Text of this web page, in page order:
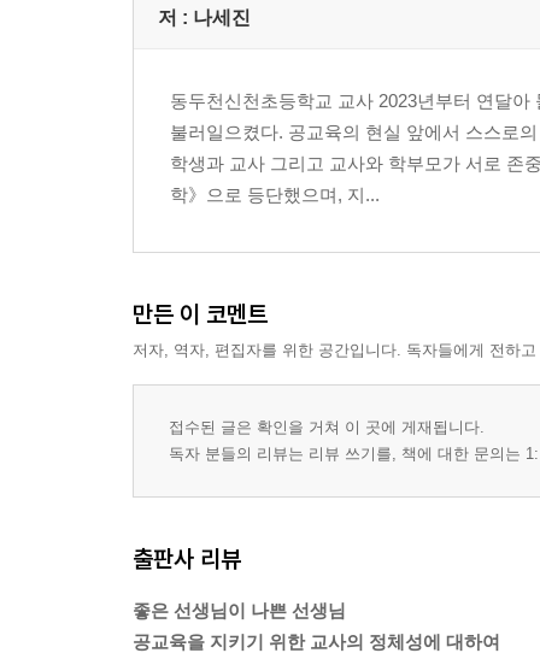
저 : 나세진
동두천신천초등학교 교사 2023년부터 연달
불러일으켰다. 공교육의 현실 앞에서 스스로
학생과 교사 그리고 교사와 학부모가 서로 존
학》으로 등단했으며, 지...
만든 이 코멘트
저자, 역자, 편집자를 위한 공간입니다. 독자들에게 전하
접수된 글은 확인을 거쳐 이 곳에 게재됩니다.
독자 분들의 리뷰는 리뷰 쓰기를, 책에 대한 문의는
출판사 리뷰
좋은 선생님이 나쁜 선생님
공교육을 지키기 위한 교사의 정체성에 대하여